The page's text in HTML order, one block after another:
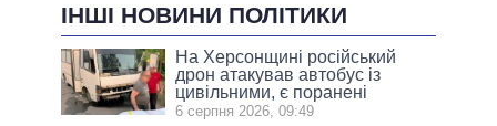
ІНШІ НОВИНИ ПОЛІТИКИ
На Херсонщині російський
дрон атакував автобус із
цивільними, є поранені
6 серпня 2026, 09:49